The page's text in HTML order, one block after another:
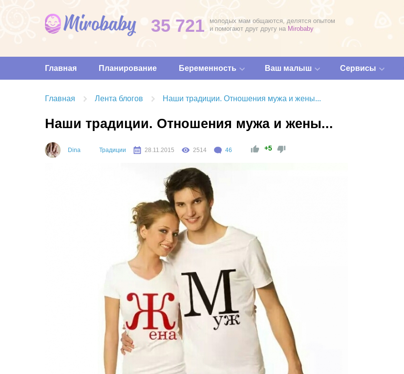
35 721
молодых мам общаются, делятся опытом
и помогают друг другу на Mirobaby
Главная Планирование Беременность Ваш малыш Сервисы
Главная Лента блогов Наши традиции. Отношения мужа и жены...
Наши традиции. Отношения мужа и жены...
Dina Традиции 28.11.2015 2514 46 +5